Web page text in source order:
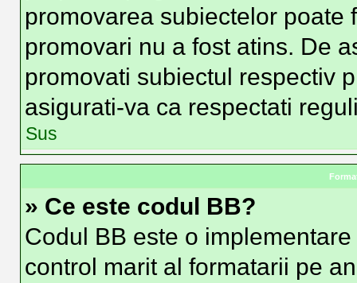
promovarea subiectelor poate
promovari nu a fost atins. De
promovati subiectul respectiv
asigurati-va ca respectati
Sus
» Ce este codul BB?
Codul BB este o
control marit al formatarii pe